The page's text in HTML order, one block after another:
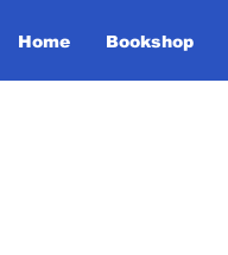
Home Bookshop